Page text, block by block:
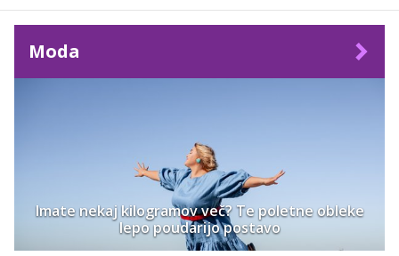
Moda
Imate nekaj kilogramov več? Te poletne obleke
lepo poudarijo postavo